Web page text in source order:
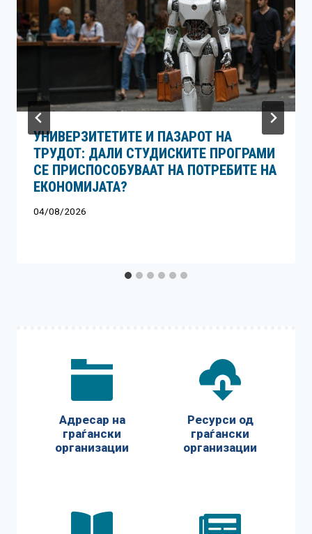
УНИВЕРЗИТЕТИТЕ И ПАЗАРОТ НА
ТРУДОТ: ДАЛИ СТУДИСКИТЕ ПРОГРАМИ
СЕ ПРИСПОСОБУВААТ НА ПОТРЕБИТЕ НА
ЕКОНОМИЈАТА?
04/08/2026
Адресар на
граѓански
организации
Ресурси од
граѓански
организации